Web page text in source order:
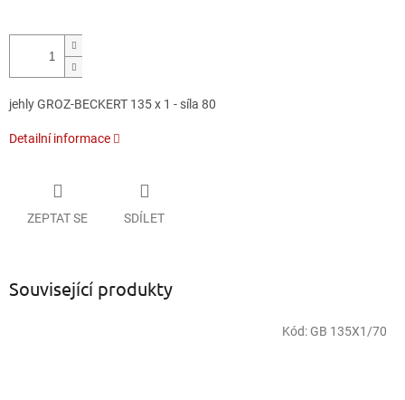
cena:
jehly GROZ-BECKERT 135 x 1 - síla 80
Detailní informace
ZEPTAT SE SDÍLET
Související produkty
Kód: GB 135X1/70